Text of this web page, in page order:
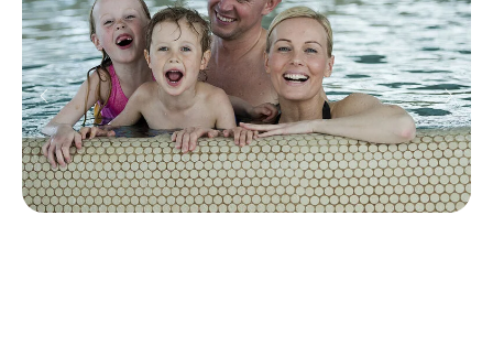
Previous Next